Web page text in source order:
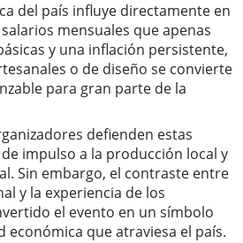
del país influye directamente en
mensuales que apenas
y una inflación persistente,
o de diseño se convierte
para gran parte de la
defienden estas
impulso a la producción local y
Sin embargo, el contraste entre
y la experiencia de los
el evento en un símbolo
económica que atraviesa el país.